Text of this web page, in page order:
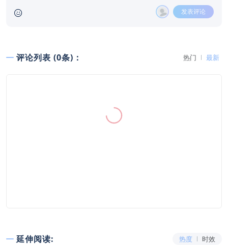
发表评论
评论列表 (0条)： 热门 最新
延伸阅读: 热度 时效